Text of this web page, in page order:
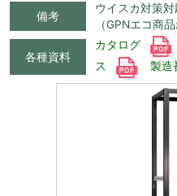
備考
ウイスカ対策
（GPNエコ商
各種資料
カタログ
ス
製造